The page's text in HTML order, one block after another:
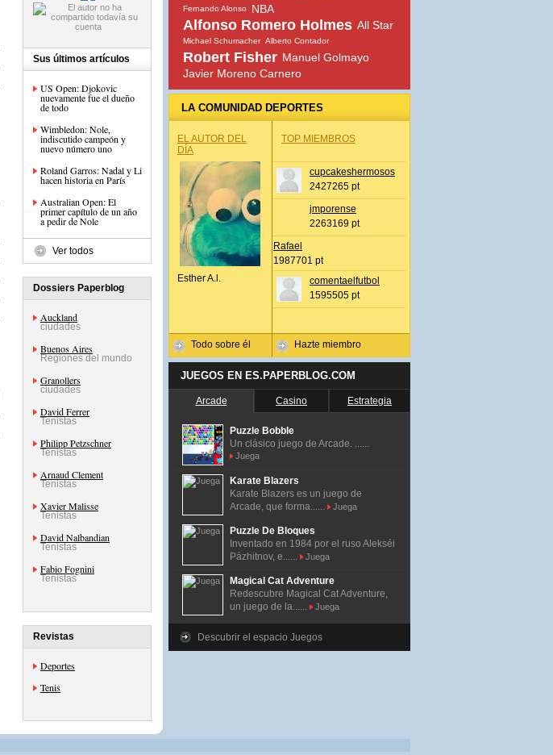
Sus últimos artículos
US Open: Djokovic
nuevamente fue el dueño
de todo
Wimbledon: Nole,
indiscutido campeón y
nuevo número uno
Roland Garros: Nadal y Li
hacen historia en París
Australian Open: El
primer capítulo de un año
a pedir de Nole
Ver todos
Dossiers Paperblog
Auckland
ciudades
Buenos Aires
Regiones del mundo
Granollers
ciudades
David Ferrer
Tenistas
Philipp Petzschner
Tenistas
Arnaud Clement
Tenistas
Xavier Malisse
Tenistas
David Nalbandian
Tenistas
Fabio Fognini
Tenistas
Revistas
Deportes
Tenis
Fernando Alonso
NBA
Alfonso Romero Holmes All Star
Michael Schumacher Alberto Contador
Robert Fisher Manuel Golmayo
Javier Moreno Carnero
LA COMUNIDAD DEPORTES
EL AUTOR DEL
DÍA
Esther A.l.
Todo sobre él
TOP MIEMBROS
cupcakeshermosos
2427265 pt
jmporense
2263169 pt
Rafael
1987701 pt
comentaelfutbol
1595505 pt
Hazte miembro
JUEGOS EN ES.PAPERBLOG.COM
Arcade Casino Estrategia
Puzzle Bobble
Un clásico juego de Arcade. ......
Juega
Karate Blazers
Karate Blazers es un juego de
Arcade, que forma......
Juega
Puzzle De Bloques
Inventado en 1984 por el ruso Alekséi
Pázhitnov, e......
Juega
Magical Cat Adventure
Redescubre Magical Cat Adventure,
un juego de la......
Juega
Descubrir el espacio Juegos